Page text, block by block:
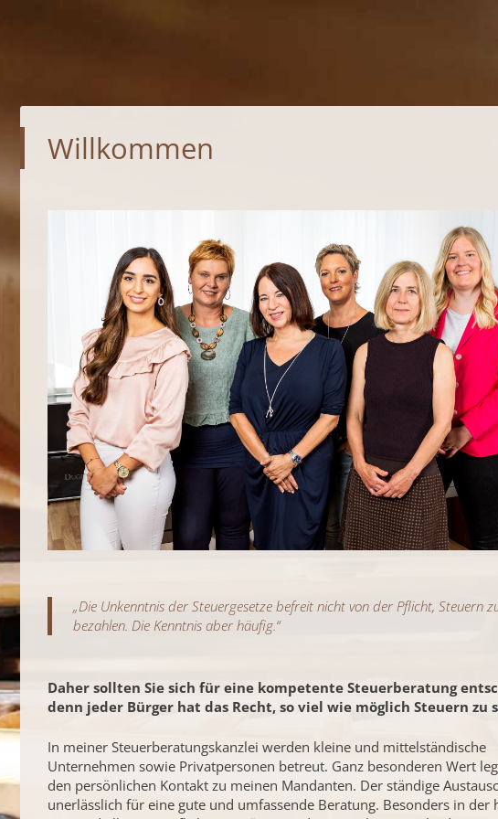
Willkommen
„Die Unkenntnis der Steuergesetze befreit nicht von der Pflicht, Steuern
bezahlen. Die Kenntnis aber häufig.“
Daher sollten Sie sich für eine kompetente Steuerberatung
denn jeder Bürger hat das Recht, so viel wie möglich Steuern zu
In meiner Steuerberatungskanzlei werden kleine und mittelständische
Unternehmen sowie Privatpersonen betreut. Ganz besonderen Wert
den persönlichen Kontakt zu meinen Mandanten. Der ständige
unerlässlich für eine gute und umfassende Beratung. Besonders in der